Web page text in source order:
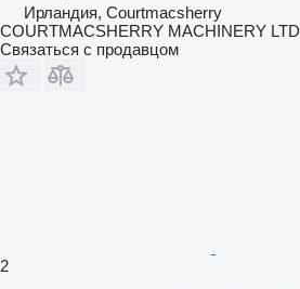
Ирландия, Courtmacsherry
COURTMACSHERRY MACHINERY LTD
Связаться с продавцом
2